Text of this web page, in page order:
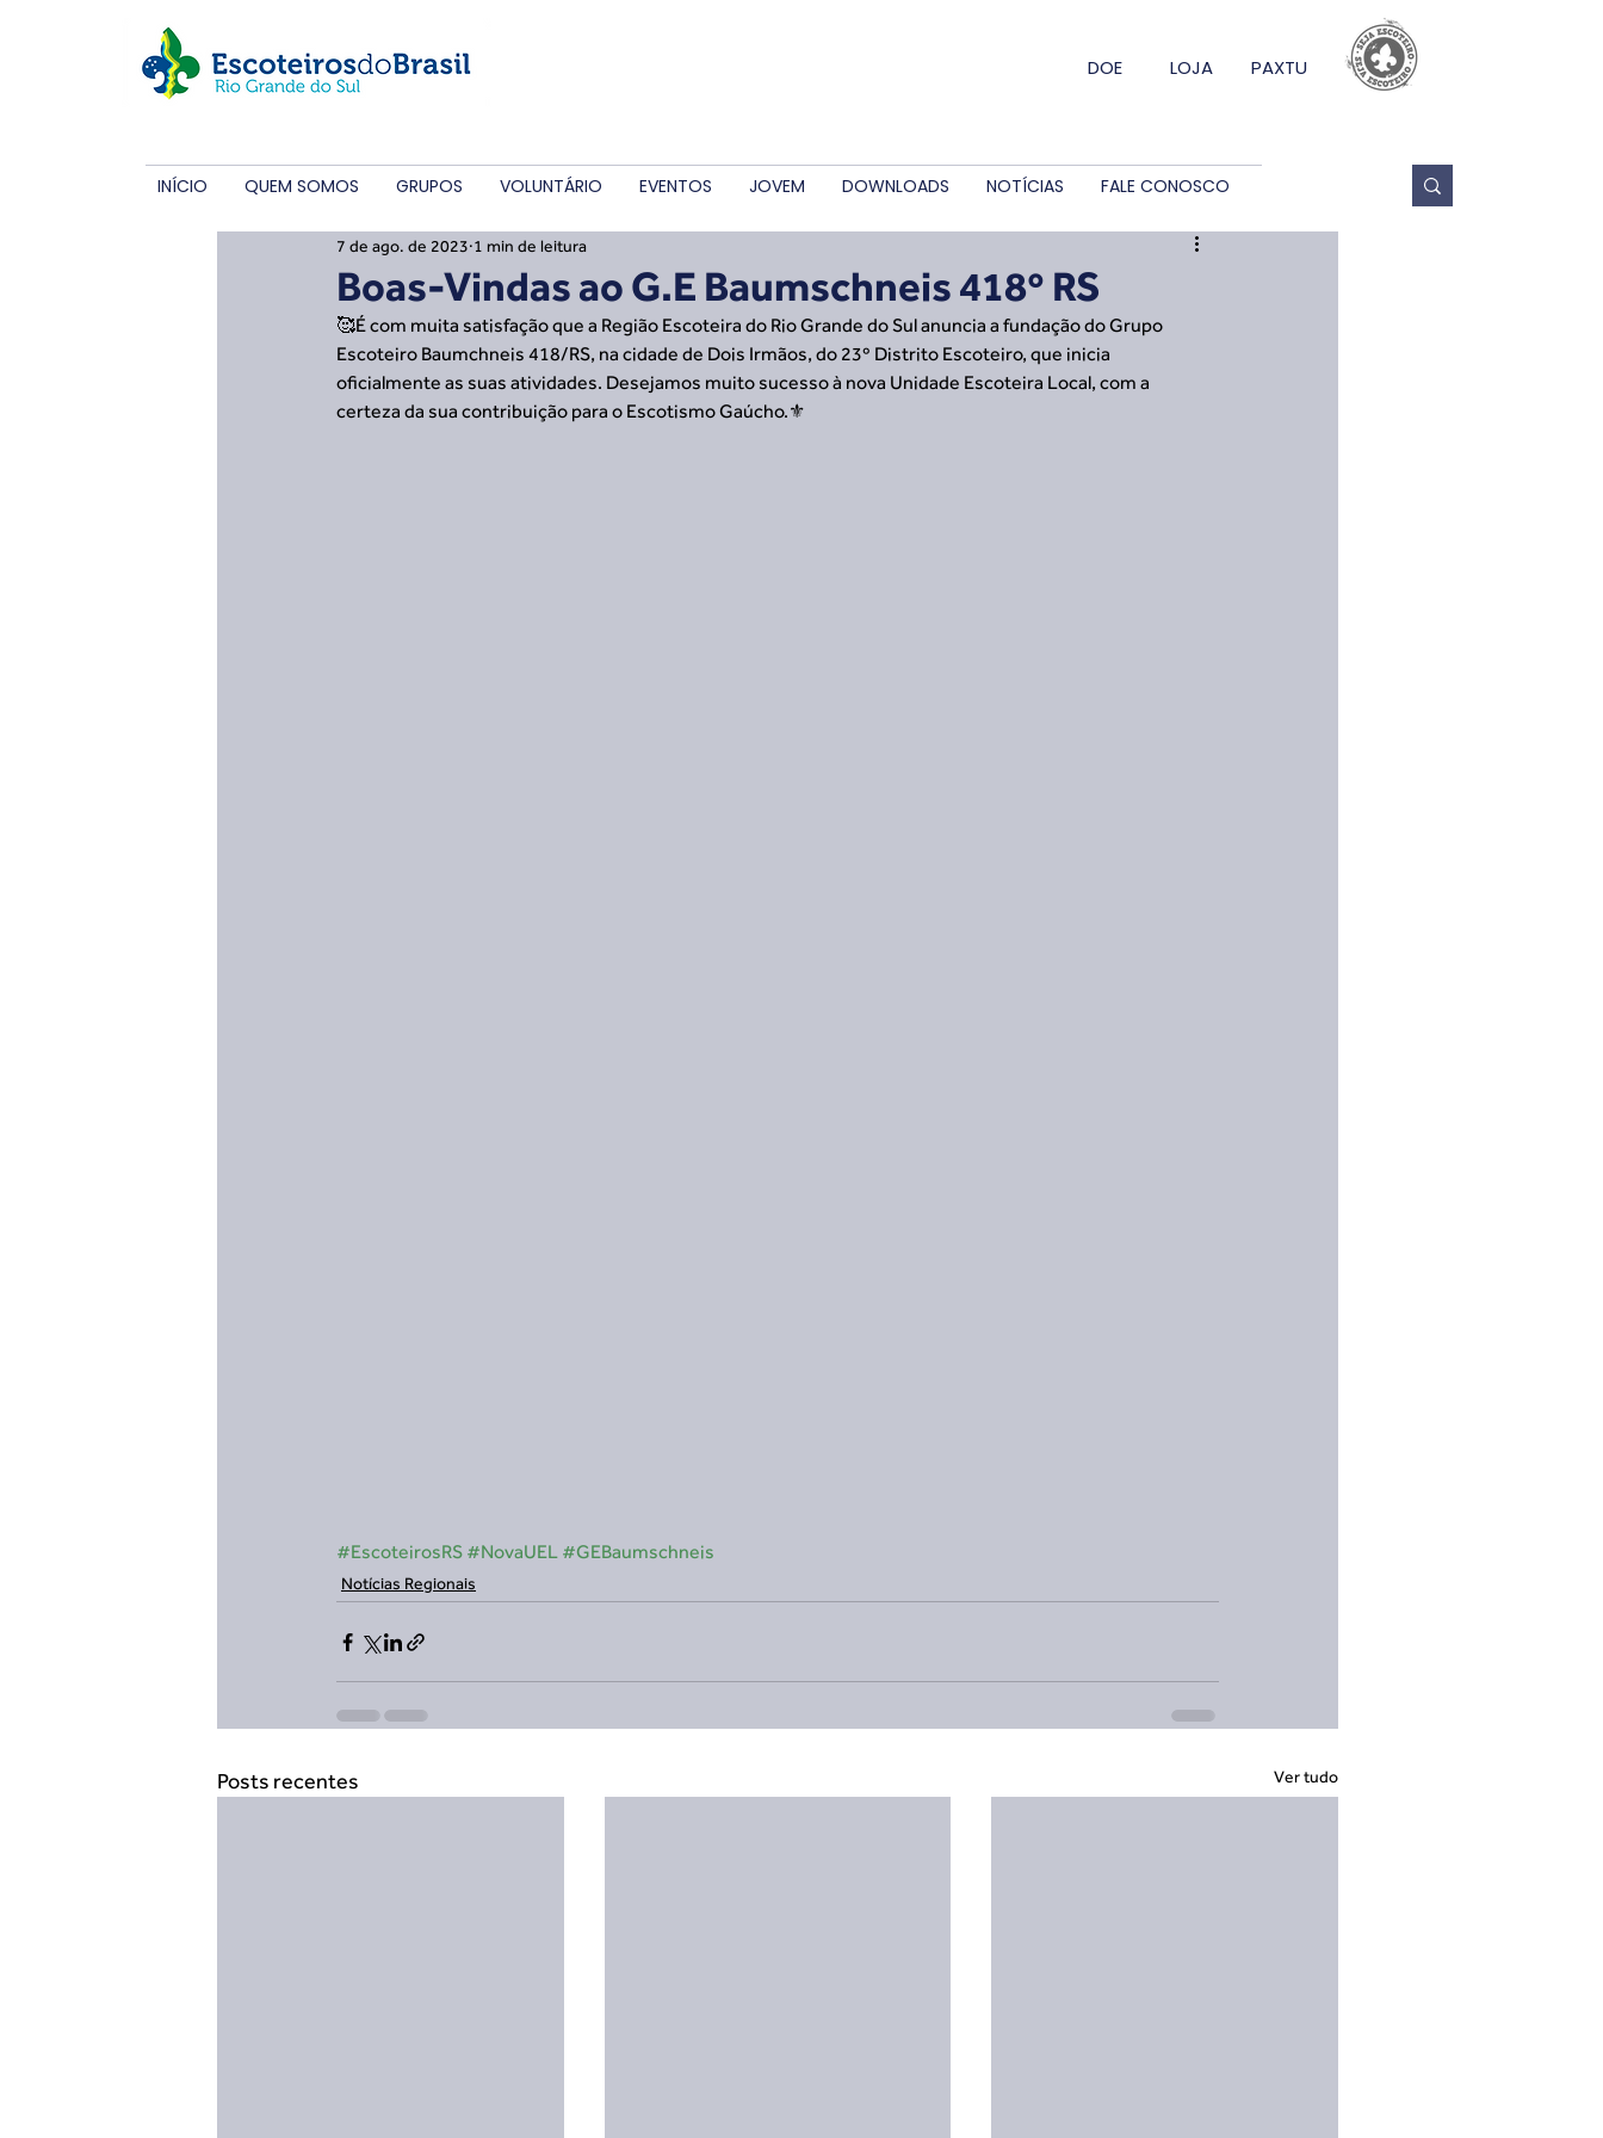
DOE LOJA PAXTU
INÍCIO QUEM SOMOS GRUPOS VOLUNTÁRIO EVENTOS JOVEM DOWNLOADS NOTÍCIAS FALE CONOSCO
Boas-Vindas ao G.E Baumschneis 418º RS
7 de ago. de 2023 1 min de leitura
🥰É com muita satisfação que a Região Escoteira do Rio Grande do Sul anuncia a fundação do Grupo
Escoteiro Baumchneis 418/RS, na cidade de Dois Irmãos, do 23º Distrito Escoteiro, que inicia
oficialmente as suas atividades. Desejamos muito sucesso à nova Unidade Escoteira Local, com a
certeza da sua contribuição para o Escotismo Gaúcho.⚜️
#EscoteirosRS #NovaUEL #GEBaumschneis
Notícias Regionais
Posts recentes Ver tudo